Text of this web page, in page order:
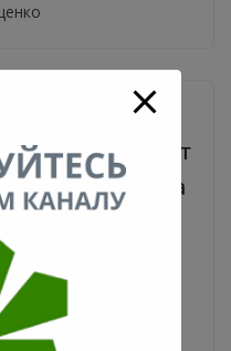
обходит
на мэра
мэра Киева
готовы отдать